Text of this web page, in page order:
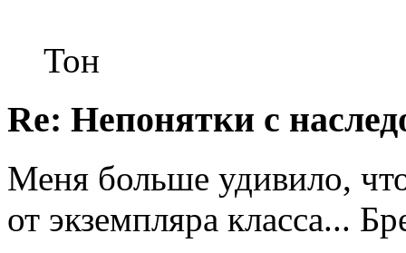
Тон
Re: Непонятки с
Меня больше удивило,
от экземпляра класса...